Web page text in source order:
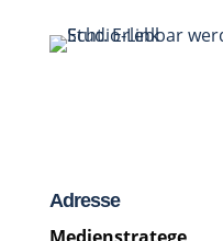
Adresse